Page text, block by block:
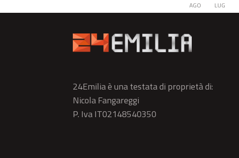
AGO
LUG
24Emilia è una testata di proprietà di:
Nicola Fangareggi
P. Iva IT02148540350